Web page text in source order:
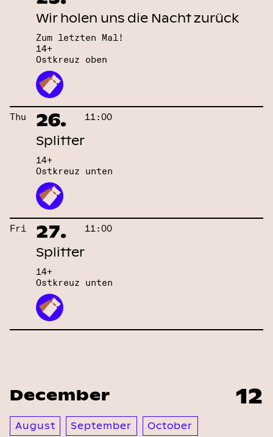
Wir holen uns die Nacht zurück
Zum letzten Mal!
14+
Ostkreuz oben
Thu 26. 11:00
Splitter
14+
Ostkreuz unten
Fri 27. 11:00
Splitter
14+
Ostkreuz unten
December 12
August September October